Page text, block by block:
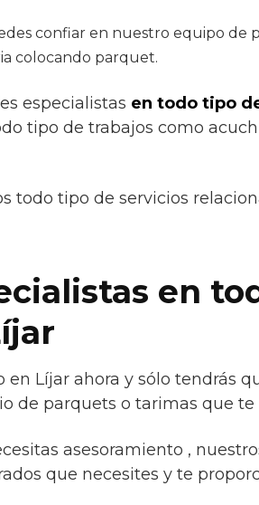
confiar en nuestro equipo de
colocando parquet.
especialistas en todo tipo
tipo de trabajos como
todo tipo de servicios
en
en Líjar ahora y sólo tendrás
de parquets o tarimas que te
asesoramiento ,
que necesites y te